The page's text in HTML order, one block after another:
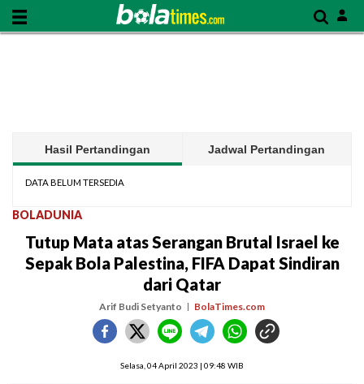
Hasil Pertandingan Jadwal Pertandingan
DATA BELUM TERSEDIA
BOLADUNIA
Tutup Mata atas Serangan Brutal Israel ke
Sepak Bola Palestina, FIFA Dapat Sindiran
dari Qatar
Arif Budi Setyanto BolaTimes.com
Selasa, 04 April 2023 | 09:48 WIB